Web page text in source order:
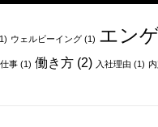
ウェルビーイング(1) エン
仕事(1) 働き方(2) 入社理由 (1)